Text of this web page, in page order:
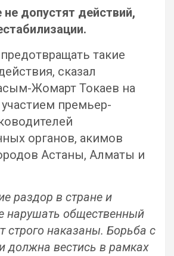
не допустят действий,
такие
сказал
Жомарт Токаев на
премьер-
органов, акимов
Астаны, Алматы и
раздор в стране и
общественный
строго наказаны. Борьба с
должна вестись в рамках